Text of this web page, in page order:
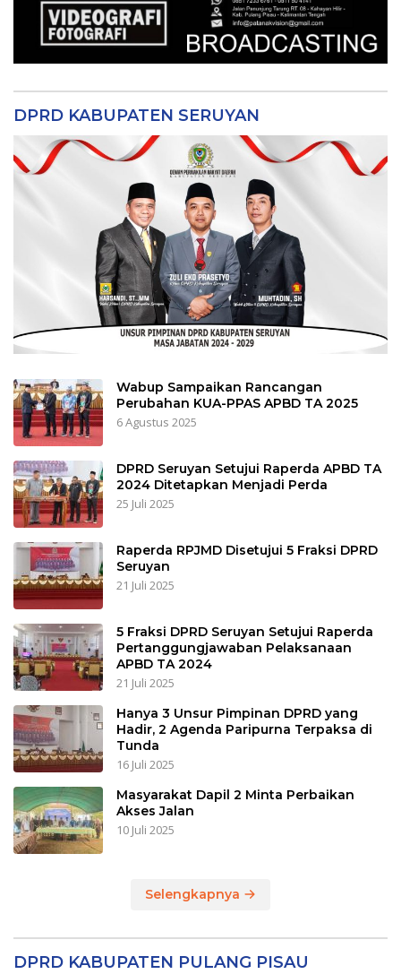
DPRD KABUPATEN SERUYAN
Wabup Sampaikan Rancangan
Perubahan KUA-PPAS APBD TA 2025
6 Agustus 2025
DPRD Seruyan Setujui Raperda APBD TA
2024 Ditetapkan Menjadi Perda
25 Juli 2025
Raperda RPJMD Disetujui 5 Fraksi DPRD
Seruyan
21 Juli 2025
5 Fraksi DPRD Seruyan Setujui Raperda
Pertanggungjawaban Pelaksanaan
APBD TA 2024
21 Juli 2025
Hanya 3 Unsur Pimpinan DPRD yang
Hadir, 2 Agenda Paripurna Terpaksa di
Tunda
16 Juli 2025
Masyarakat Dapil 2 Minta Perbaikan
Akses Jalan
10 Juli 2025
Selengkapnya
DPRD KABUPATEN PULANG PISAU